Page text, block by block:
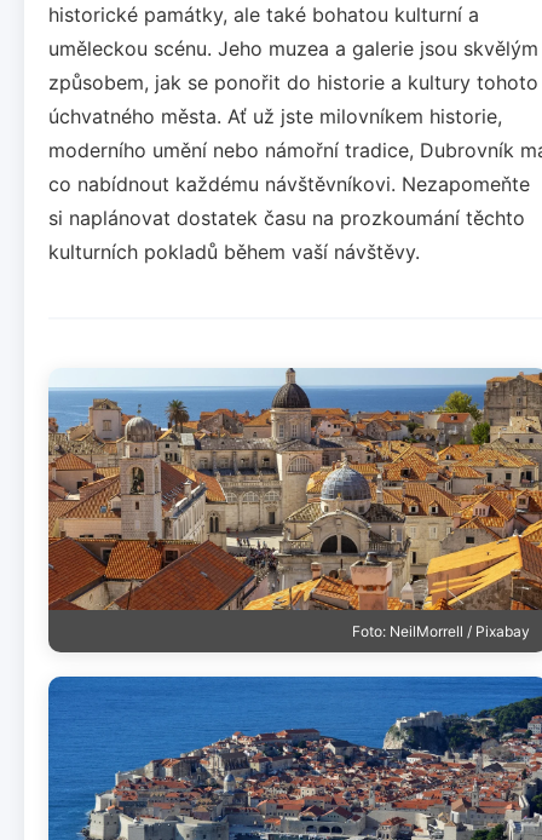
historické památky, ale také bohatou kulturní a
uměleckou scénu. Jeho muzea a galerie jsou skvělým
způsobem, jak se ponořit do historie a kultury tohoto
úchvatného města. Ať už jste milovníkem historie,
moderního umění nebo námořní tradice, Dubrovník
co nabídnout každému návštěvníkovi. Nezapomeňte
si naplánovat dostatek času na prozkoumání těchto
kulturních pokladů během vaší návštěvy.
Foto: NeilMorrell / Pixabay